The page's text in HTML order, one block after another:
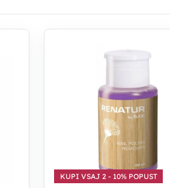
KUPI VSAJ 2 - 10% POPUST